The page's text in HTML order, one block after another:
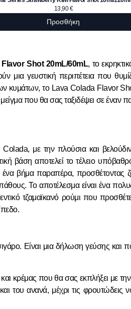
13,90€
Προσθήκη
Shot 20mL/60mL, το
μια γευστική περιπέτεια που
κυμάτων, το Lava Colada Flavor
που θα σας ταξιδέψει σε έναν
με την πλούσια και
βάση αποτελεί το τέλειο
βήμα παραπέρα, προσθέτοντας
Το αποτέλεσμα είναι ένα
τζαμαϊκανό ρούμι που
Είναι μια δήλωση γεύσης και
κρέμας που θα σας εκπλήξει με την
του ανανά, μέχρι τις φρουτώδεις